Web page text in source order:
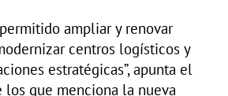
ampliar y renovar
centros logísticos y
estratégicas”, apunta el
los que menciona la nueva